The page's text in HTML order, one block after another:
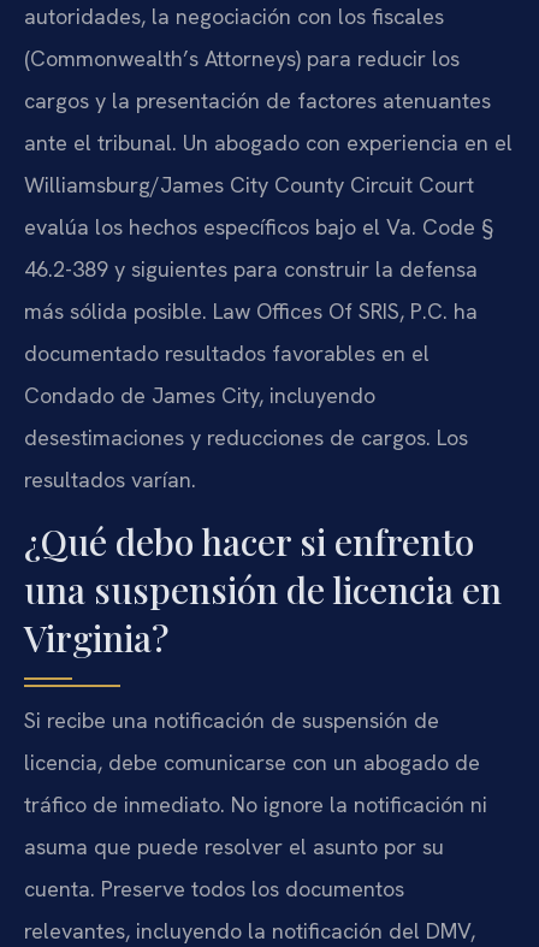
autoridades, la negociación con los fiscales
(Commonwealth’s Attorneys) para reducir los
cargos y la presentación de factores atenuantes
ante el tribunal. Un abogado con experiencia en el
Williamsburg/James City County Circuit Court
evalúa los hechos específicos bajo el Va. Code §
46.2-389 y siguientes para construir la defensa
más sólida posible. Law Offices Of SRIS, P.C. ha
documentado resultados favorables en el
Condado de James City, incluyendo
desestimaciones y reducciones de cargos. Los
resultados varían.
¿Qué debo hacer si enfrento
una suspensión de licencia en
Virginia?
Si recibe una notificación de suspensión de
licencia, debe comunicarse con un abogado de
tráfico de inmediato. No ignore la notificación ni
asuma que puede resolver el asunto por su
cuenta. Preserve todos los documentos
relevantes, incluyendo la notificación del DMV,